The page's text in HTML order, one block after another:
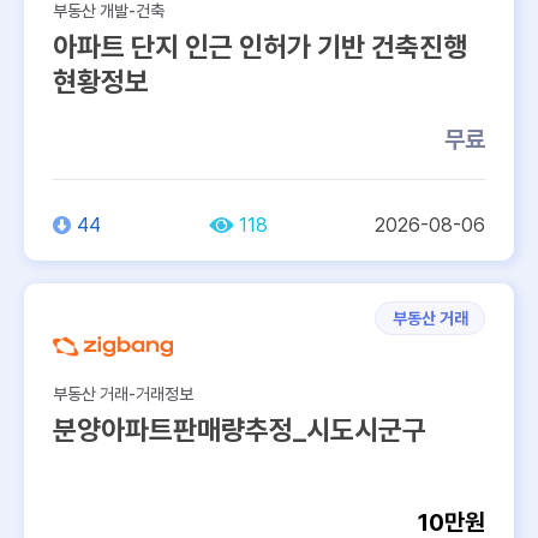
부동산 개발-건축
아파트 단지 인근 인허가 기반 건축진행
현황정보
무료
44 118 2026-08-06
부동산 거래
부동산 거래-거래정보
분양아파트판매량추정_시도시군구
10만원